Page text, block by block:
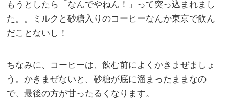
もうとしたら「なんでやねん！」って突っ込まれまし
た。。ミルクと砂糖入りのコーヒーなんか東京で飲ん
だことないし！
ちなみに、コーヒーは、飲む前によくかきまぜましょ
う。かきまぜないと、砂糖が底に溜まったままなの
で、最後の方が甘ったるくなります。